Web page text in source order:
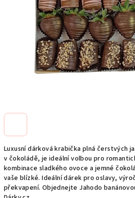
Luxusní dárková krabička plná čerstvých
v čokoládě, je ideální volbou pro
kombinace sladkého ovoce a jemné
vaše blízké. Ideální dárek pro oslavy,
překvapení. Objednejte Jahodo